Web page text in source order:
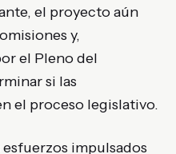
el proyecto aún
y,
el Pleno del
si las
el proceso legislativo.
impulsados